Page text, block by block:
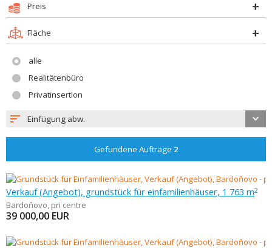
Preis
Fläche
alle
Realitätenbüro
Privatinsertion
Einfügung abw.
Gefundene Aufträge 2
Verkauf (Angebot), grundstück für einfamilienhäuser, 1 763 m2
Bardoňovo, pri centre
39 000,00 EUR